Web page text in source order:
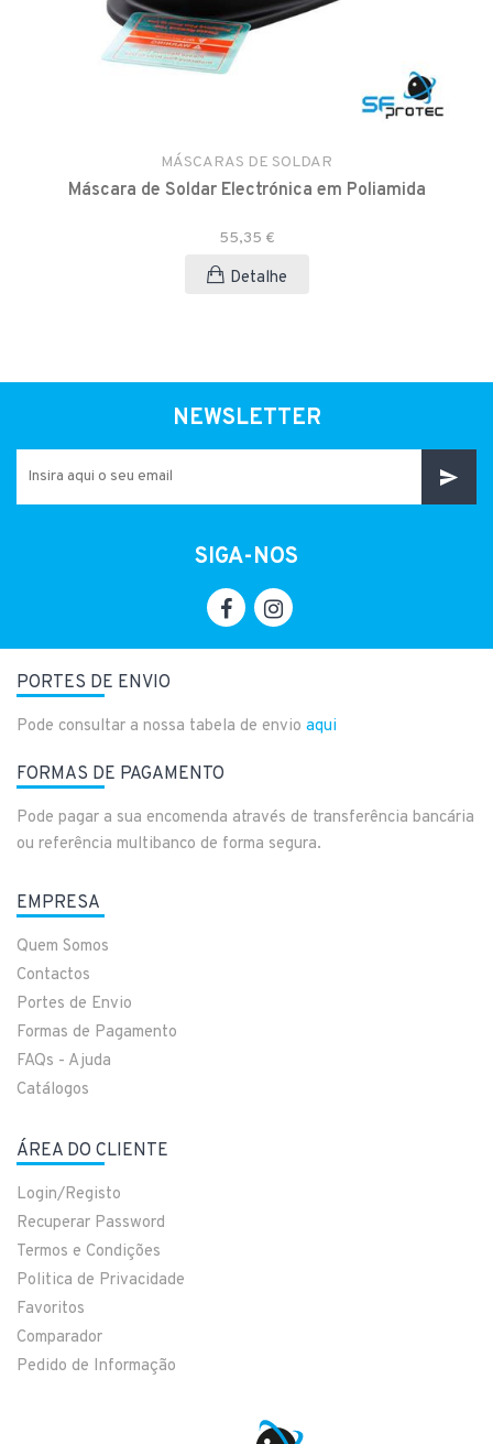
MÁSCARAS DE SOLDAR
Máscara de Soldar Electrónica em Poliamida
55,35 €
Detalhe
NEWSLETTER
SIGA-NOS
PORTES DE ENVIO
Pode consultar a nossa tabela de envio aqui
FORMAS DE PAGAMENTO
Pode pagar a sua encomenda através de transferência bancária
ou referência multibanco de forma segura.
EMPRESA
Quem Somos
Contactos
Portes de Envio
Formas de Pagamento
FAQs - Ajuda
Catálogos
ÁREA DO CLIENTE
Login/Registo
Recuperar Password
Termos e Condições
Politica de Privacidade
Favoritos
Comparador
Pedido de Informação